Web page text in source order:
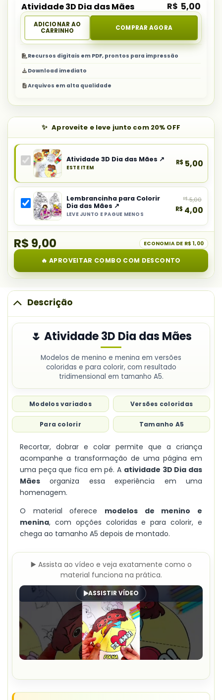
Atividade 3D Dia das Mães R$ 5,00
ADICIONAR AO
CARRINHO
COMPRAR AGORA
Recursos digitais em PDF, prontos para impressão
Download imediato
Arquivos em alta qualidade
Aproveite e leve junto com 20% OFF
Produto
principal
do
combo:
Atividade
3D
Dia
Mães
Atividade 3D Dia das Mães ↗
ESTE ITEM
R$ 5,00
Selecionar
item
do
para
Colorir
Dia
Mães
Lembrancinha para Colorir
Dia das Mães ↗
LEVE JUNTO E PAGUE MENOS
R$5,00
R$ 4,00
R$ 9,00 ECONOMIA DE R$ 1,00
🔥 APROVEITAR COMBO COM DESCONTO
Descrição
🌷 Atividade 3D Dia das Mães
Modelos de menino e menina em versões
coloridas e para colorir, com resultado
tridimensional em tamanho A5.
Modelos variados Versões coloridas
Para colorir Tamanho A5
Recortar, dobrar e colar permite que a criança
acompanhe a transformação de uma página em
uma peça que fica em pé. A atividade 3D Dia das
Mães organiza essa experiência em uma
homenagem.
O material oferece modelos de menino e
menina, com opções coloridas e para colorir, e
chega ao tamanho A5 depois de montado.
▶️ Assista ao vídeo e veja exatamente como o
material funciona na prática.
ASSISTIR VÍDEO